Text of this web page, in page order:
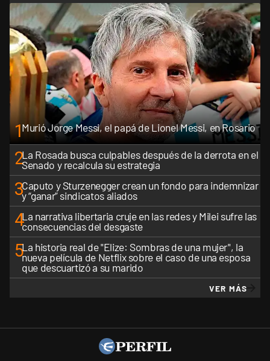
1Murió Jorge Messi, el papá de Lionel Messi, en Rosario
2La Rosada busca culpables después de la derrota en el
Senado y recalcula su estrategia
3Caputo y Sturzenegger crean un fondo para indemnizar
y “ganar” sindicatos aliados
4La narrativa libertaria cruje en las redes y Milei sufre las
consecuencias del desgaste
5La historia real de "Elize: Sombras de una mujer", la
nueva película de Netflix sobre el caso de una esposa
que descuartizó a su marido
VER MÁS